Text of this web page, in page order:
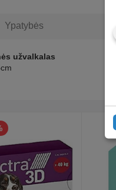
Ypatybės
užvalkalas